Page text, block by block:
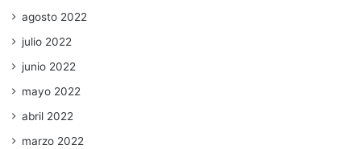
agosto 2022
julio 2022
junio 2022
mayo 2022
abril 2022
marzo 2022